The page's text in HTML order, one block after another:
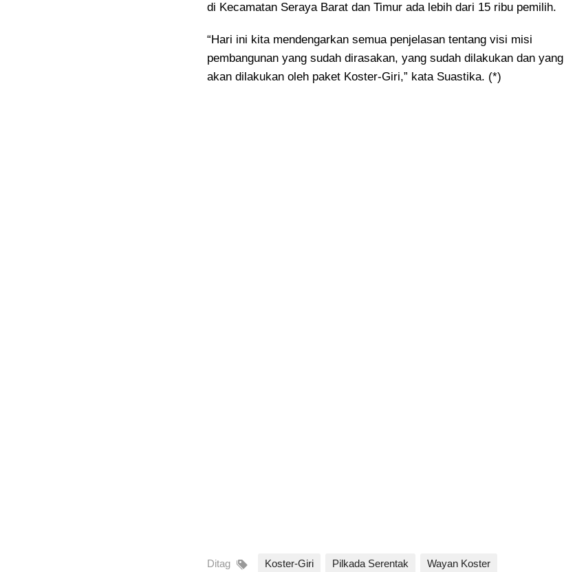
di Kecamatan Seraya Barat dan Timur ada lebih dari 15 ribu pemilih.
“Hari ini kita mendengarkan semua penjelasan tentang visi misi
pembangunan yang sudah dirasakan, yang sudah dilakukan dan yang
akan dilakukan oleh paket Koster-Giri,” kata Suastika. (*)
Ditag Koster-Giri Pilkada Serentak Wayan Koster